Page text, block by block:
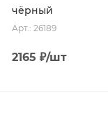
чёрный
Арт.: 26189
2165 ₽/шт